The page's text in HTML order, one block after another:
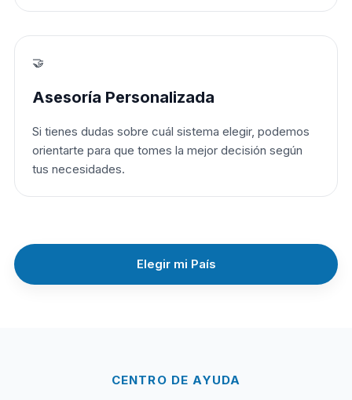
🤝
Asesoría Personalizada
Si tienes dudas sobre cuál sistema elegir, podemos
orientarte para que tomes la mejor decisión según
tus necesidades.
Elegir mi País
CENTRO DE AYUDA